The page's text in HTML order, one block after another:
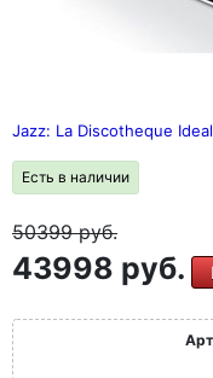
Jazz: La Discotheque
Есть в наличии
50399руб.
43998 руб.